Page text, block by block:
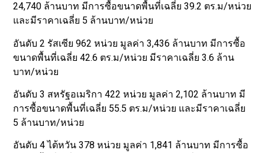
24,740 ล้านบาท มีการซื้อขนาดพื้นที่เฉลี่ย 39.2 ตร.ม/หน่วย
และมีราคาเฉลี่ย 5 ล้านบาท/หน่วย
อันดับ 2 รัสเซีย 962 หน่วย มูลค่า 3,436 ล้านบาท มีการซื้อ
ขนาดพื้นที่เฉลี่ย 42.6 ตร.ม/หน่วย มีราคาเฉลี่ย 3.6 ล้าน
บาท/หน่วย
อันดับ 3 สหรัฐอเมริกา 422 หน่วย มูลค่า 2,102 ล้านบาท มี
การซื้อขนาดพื้นที่เฉลี่ย 55.5 ตร.ม/หน่วย และมีราคาเฉลี่ย
5 ล้านบาท/หน่วย
อันดับ 4 ไต้หวัน 378 หน่วย มูลค่า 1,841 ล้านบาท มีการซื้อ